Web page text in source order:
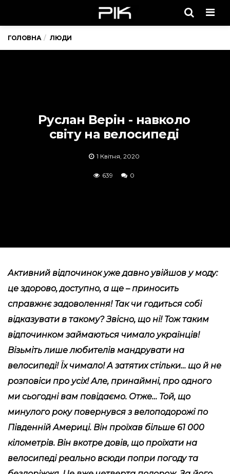
ГОЛОВНА ЛЮДИ
Руслан Верін - навколо
світу на велосипеді
1 Квітня, 2020
639 0
Активний відпочинок уже давно увійшов у моду:
це здорово, доступно, а ще – приносить
справжнє задоволення! Так чи годиться собі
відказувати в такому? Звісно, що ні! Тож таким
відпочинком займаються чимало українців!
Візьміть лише любителів мандрувати на
велосипеді! Їх чимало! А затятих стільки… що й не
розповіси про усіх! Але, принаймні, про одного
ми сьогодні вам повідаємо. Отже… Той, що
минулого року повернувся з велоподорожі по
Південній Америці. Він проїхав більше 61 000
кілометрів. Він вкотре довів, що проїхати на
велосипеді реально всюди попри погоду та